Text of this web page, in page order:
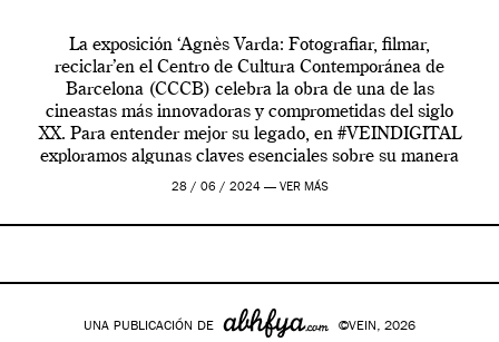
La exposición ‘Agnès Varda: Fotografiar, filmar,
reciclar’en el Centro de Cultura Contemporánea de
Barcelona (CCCB) celebra la obra de una de las
cineastas más innovadoras y comprometidas del siglo
XX. Para entender mejor su legado, en #VEINDIGITAL
exploramos algunas claves esenciales sobre su manera
de entender la vida, el cine y el arte contemporáneo.
28 / 06 / 2024 — VER MÁS
UNA PUBLICACIÓN DE ©VEIN, 2026